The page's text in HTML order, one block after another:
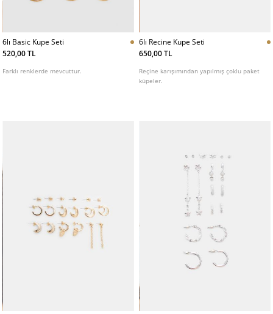
6lı Basic Kupe Seti
520,00 TL
Farklı renklerde mevcuttur.
6lı Recine Kupe Seti
650,00 TL
Reçine karışımından yapılmış çoklu paket
küpeler.